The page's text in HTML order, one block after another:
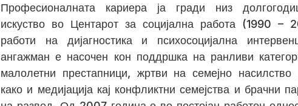
Професионалната кариера ја гради низ
искуство во Центарот за социјална работа (1990 –
работи на дијагностика и психосоцијална
ангажман е насочен кон поддршка на ранливи
малолетни престапници, жртви на семејно насилство
како и медијација кај конфликтни семејства и брачни